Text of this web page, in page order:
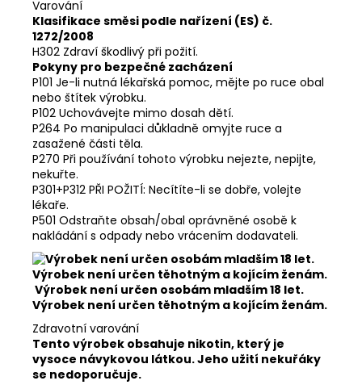
Varování
Klasifikace směsi podle nařízení (ES) č.
1272/2008
H302 Zdraví škodlivý při požití.
Pokyny pro bezpečné zacházení
P101 Je-li nutná lékařská pomoc, mějte po ruce obal
nebo štítek výrobku.
P102 Uchovávejte mimo dosah dětí.
P264 Po manipulaci důkladně omyjte ruce a
zasažené části těla.
P270 Při používání tohoto výrobku nejezte, nepijte,
nekuřte.
P301+P312 PŘI POŽITÍ: Necítíte-li se dobře, volejte
lékaře.
P501 Odstraňte obsah/obal oprávněné osobě k
nakládání s odpady nebo vrácením dodavateli.
Výrobek není určen osobám mladším 18 let.
Výrobek není určen těhotným a kojícím ženám.
Zdravotní varování
Tento výrobek obsahuje nikotin, který je
vysoce návykovou látkou. Jeho užití nekuřáky
se nedoporučuje.